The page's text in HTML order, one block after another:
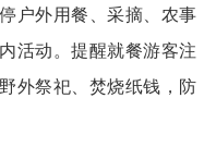
户外用餐、采摘、农事
活动。提醒就餐游客注
外祭祀、焚烧纸钱，防